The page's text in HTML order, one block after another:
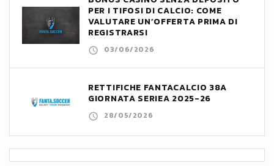
PER I TIFOSI DI CALCIO: COME
VALUTARE UN’OFFERTA PRIMA DI
REGISTRARSI
03/06/2026
RETTIFICHE FANTACALCIO 38A
GIORNATA SERIEA 2025-26
28/05/2026